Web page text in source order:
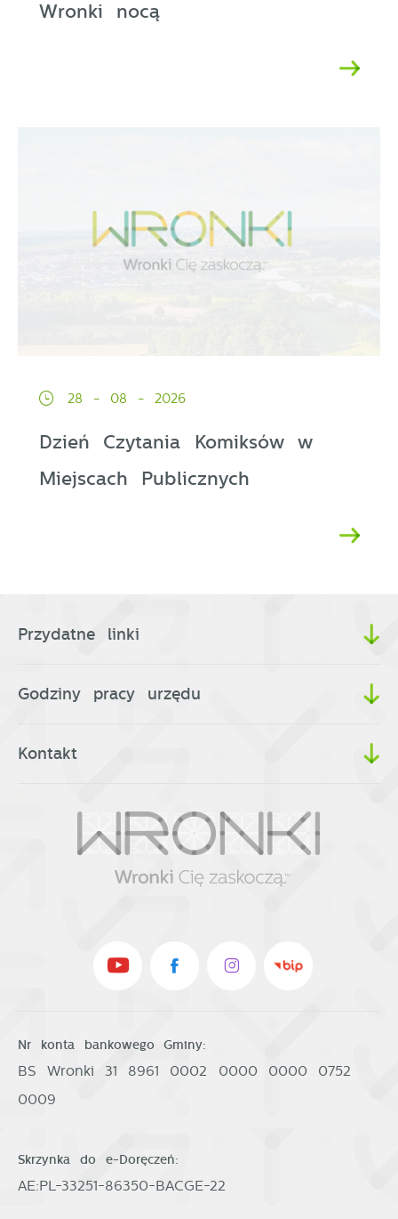
Wronki nocą
28 - 08 - 2026
Dzień Czytania Komiksów w
Miejscach Publicznych
Przydatne linki
Godziny pracy urzędu
Kontakt
Nr konta bankowego Gminy:
BS Wronki 31 8961 0002 0000 0000 0752
0009
Skrzynka do e-Doręczeń:
AE:PL-33251-86350-BACGE-22